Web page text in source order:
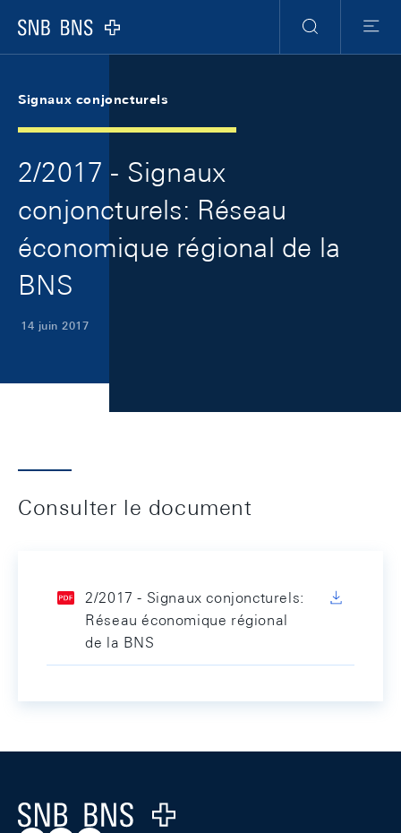
Logo
RechercheMenu
Signaux conjoncturels
2/2017 - Signaux
conjoncturels: Réseau
économique régional de la
BNS
14 juin 2017
Consulter le document
2/2017 - Signaux conjoncturels:
Réseau économique régional
de la BNS
Logo